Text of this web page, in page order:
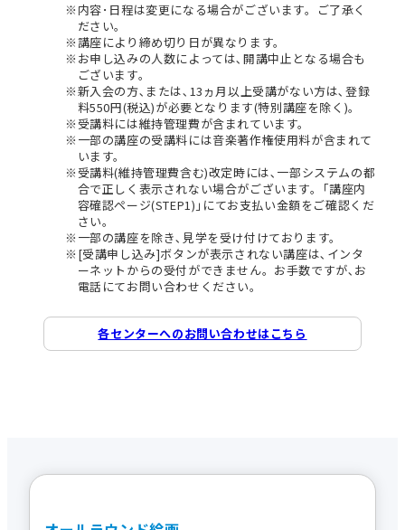
内容･日程は変更になる場合がございます。ご了承く
ださい。
講座により締め切り日が異なります。
お申し込みの人数によっては､開講中止となる場合も
ございます。
新入会の方､または､13ヵ月以上受講がない方は､登録
料550円(税込)が必要となります(特別講座を除く)。
受講料には維持管理費が含まれています。
一部の講座の受講料には音楽著作権使用料が含まれて
います。
受講料(維持管理費含む)改定時には､一部システムの都
合で正しく表示されない場合がございます。｢講座内
容確認ページ(STEP1)｣にてお支払い金額をご確認くだ
さい。
一部の講座を除き､見学を受け付けております。
[受講申し込み]ボタンが表示されない講座は､インタ
ーネットからの受付ができません。お手数ですが､お
電話にてお問い合わせください。
各センターへのお問い合わせはこちら